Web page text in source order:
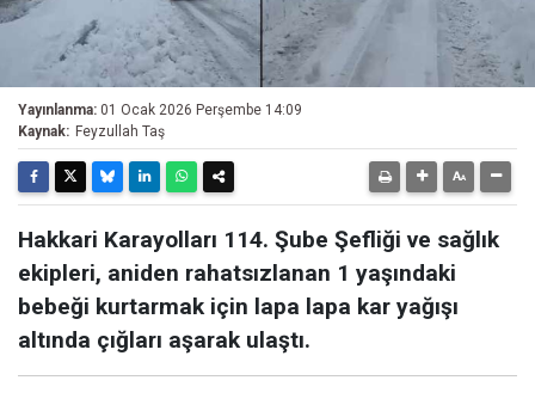
Yayınlanma: 01 Ocak 2026 Perşembe 14:09
Kaynak: Feyzullah Taş
Hakkari Karayolları 114. Şube Şefliği ve sağlık
ekipleri, aniden rahatsızlanan 1 yaşındaki
bebeği kurtarmak için lapa lapa kar yağışı
altında çığları aşarak ulaştı.